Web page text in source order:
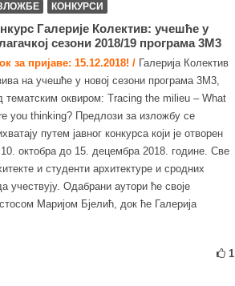
КОНКУРСИ
Галерије Колектив: учешће у
сезони 2018/19 програма 3М3
за пријаве: 15.12.2018! / Галерија Колектив
на учешће у новој сезони програма 3М3,
тематским оквиром: Tracing the milieu – What
you thinking? Предлози за изложбу се
путем јавног конкурса који је отворен
октобра до 15. децембра 2018. године. Све
и студенти архитектуре и сродних
учествују. Одабрани аутори ће своје
Маријом Бјелић, док ће Галерија
1